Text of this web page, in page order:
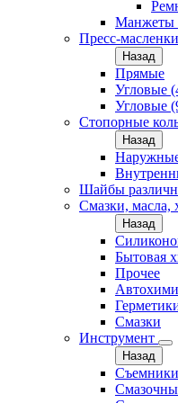
Манжеты
Пресс-масленки
Назад
Прямые
Угловые
Угловые
Стопорные
Назад
Шайбы
Смазки, масла,
Назад
Бытовая
Прочее
Смазки
Инструмент
Назад